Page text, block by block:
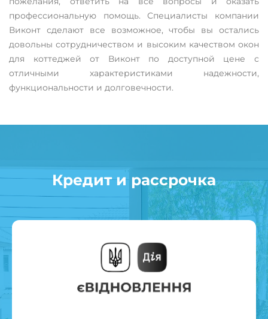
профессиональную помощь. Специалисты компании
Виконт сделают все возможное, чтобы вы остались
довольны сотрудничеством и высоким качеством окон
для коттеджей от Виконт по доступной цене с
отличными характеристиками надежности,
функциональности и долговечности.
Кредит и рассрочка